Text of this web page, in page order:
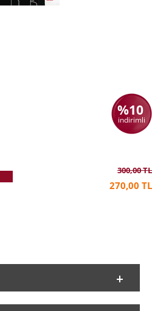
%10
indirimli
300,00 TL
270,00 TL